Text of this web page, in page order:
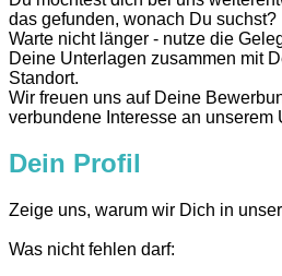
das gefunden, wonach Du suchst?
Warte nicht länger - nutze die
Deine Unterlagen zusammen mit
Standort.
Wir freuen uns auf Deine
verbundene Interesse an unserem
Dein Profil
Zeige uns, warum wir Dich in
Was nicht fehlen darf: